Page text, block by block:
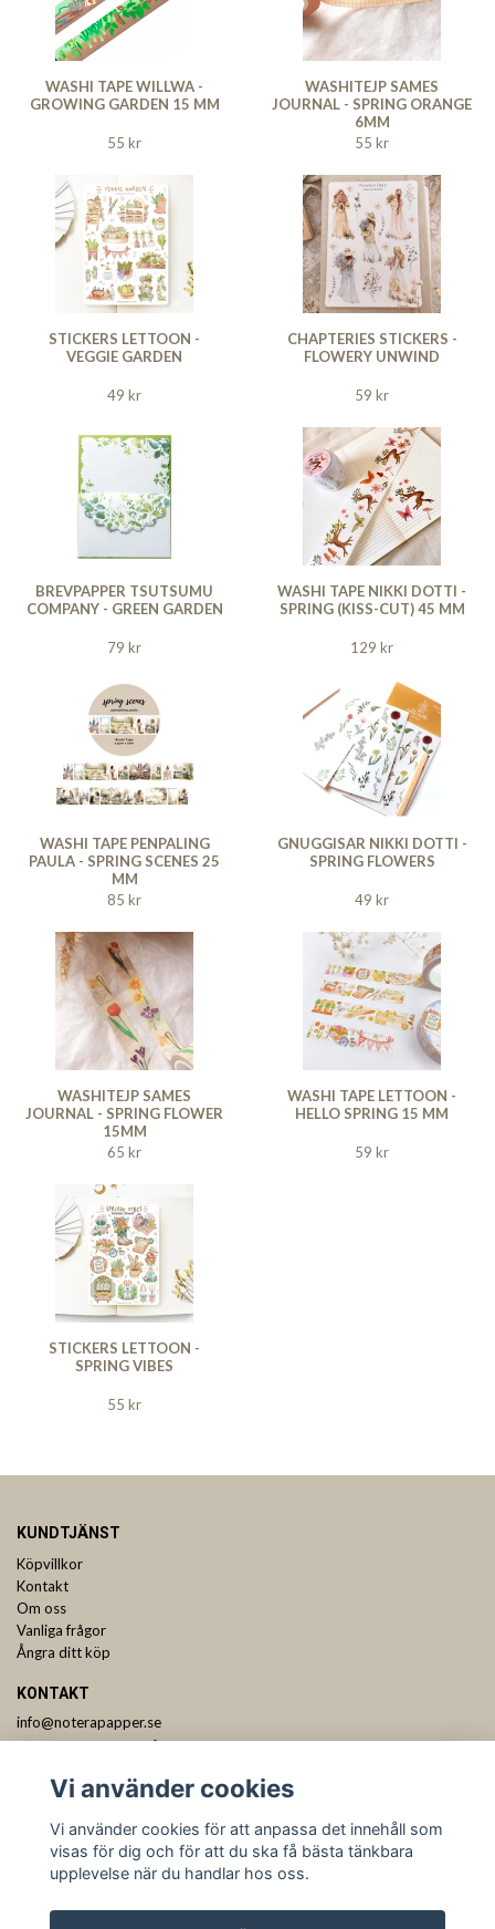
WASHI TAPE WILLWA -
GROWING GARDEN 15 MM
55 kr
WASHITEJP SAMES
JOURNAL - SPRING ORANGE
6MM
55 kr
STICKERS LETTOON -
VEGGIE GARDEN
49 kr
CHAPTERIES STICKERS -
FLOWERY UNWIND
59 kr
BREVPAPPER TSUTSUMU
COMPANY - GREEN GARDEN
79 kr
WASHI TAPE NIKKI DOTTI -
SPRING (KISS-CUT) 45 MM
129 kr
WASHI TAPE PENPALING
PAULA - SPRING SCENES 25
MM
85 kr
GNUGGISAR NIKKI DOTTI -
SPRING FLOWERS
49 kr
WASHITEJP SAMES
JOURNAL - SPRING FLOWER
15MM
65 kr
WASHI TAPE LETTOON -
HELLO SPRING 15 MM
59 kr
STICKERS LETTOON -
SPRING VIBES
55 kr
KUNDTJÄNST
Köpvillkor
Kontakt
Om oss
Vanliga frågor
Ångra ditt köp
KONTAKT
info@noterapapper.se
Vi använder cookies
Vi använder cookies för att anpassa det innehåll som
visas för dig och för att du ska få bästa tänkbara
upplevelse när du handlar hos oss.